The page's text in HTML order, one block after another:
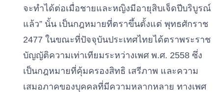
จะทําได้ต่อเมื่อชายและหญิงมีอายุสิบเจ็ดปีบริบูรณ์
แล้ว” นั้น เป็นกฎหมายที่ตราขึ้นตั้งแต่ พุทธศักราช
2477 ในขณะที่ปัจจุบันประเทศไทยได้ตราพระราช
บัญญัติความเท่าเทียมระหว่างเพศ พ.ศ. 2558 ซึ่ง
เป็นกฎหมายที่คุ้มครองสิทธิ เสรีภาพ และความ
เสมอภาคของบุคคลที่มีความหลากหลาย ทางเพศ